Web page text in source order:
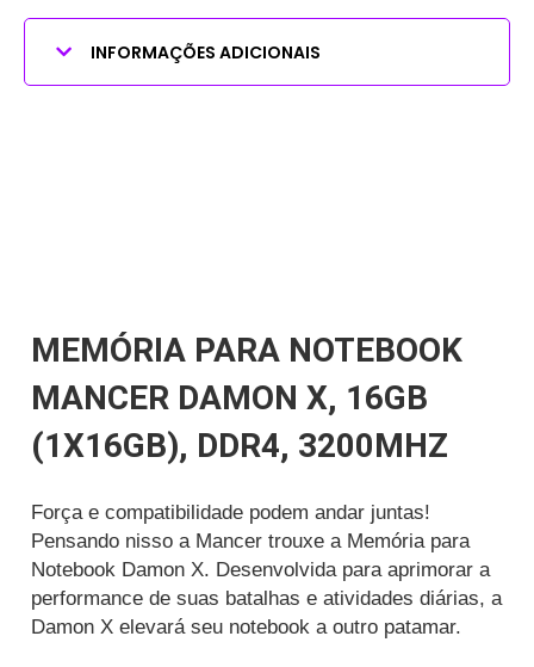
INFORMAÇÕES ADICIONAIS
MEMÓRIA PARA NOTEBOOK
MANCER DAMON X, 16GB
(1X16GB), DDR4, 3200MHZ
Força e compatibilidade podem andar juntas!
Pensando nisso a Mancer trouxe a Memória para
Notebook Damon X. Desenvolvida para aprimorar a
performance de suas batalhas e atividades diárias, a
Damon X elevará seu notebook a outro patamar.